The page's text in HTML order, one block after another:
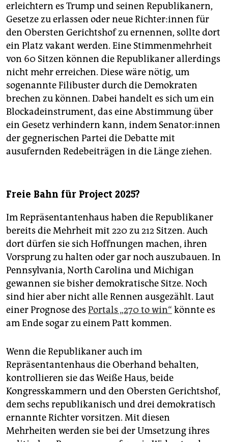
erleichtern es Trump und seinen Republikanern,
Gesetze zu erlassen oder neue Rich­te­r:in­nen für
den Obersten Gerichtshof zu ernennen, sollte dort
ein Platz vakant werden. Eine Stimmenmehrheit
von 60 Sitzen können die Republikaner allerdings
nicht mehr erreichen. Diese wäre nötig, um
sogenannte Filibuster durch die Demokraten
brechen zu können. Dabei handelt es sich um ein
Blockadeinstrument, das eine Abstimmung über
ein Gesetz verhindern kann, indem Se­na­to­r:in­nen
der gegnerischen Partei die Debatte mit
ausufernden Redebeiträgen in die Länge ziehen.
Freie Bahn für Project 2025?
Im Repräsentantenhaus haben die Republikaner
bereits die Mehrheit mit 220 zu 212 Sitzen. Auch
dort dürfen sie sich Hoffnungen machen, ihren
Vorsprung zu halten oder gar noch auszubauen. In
Pennsylvania, North Carolina und Michigan
gewannen sie bisher demokratische Sitze. Noch
sind hier aber nicht alle Rennen ausgezählt. Laut
einer Prognose des Portals „270 to win“ könnte es
am Ende sogar zu einem Patt kommen.
Wenn die Republikaner auch im
Repräsentantenhaus die Oberhand behalten,
kontrollieren sie das Weiße Haus, beide
Kongresskammern und den Obersten Gerichtshof,
dem sechs republikanisch und drei demokratisch
ernannte Richter vorsitzen. Mit diesen
Mehrheiten werden sie bei der Umsetzung ihres